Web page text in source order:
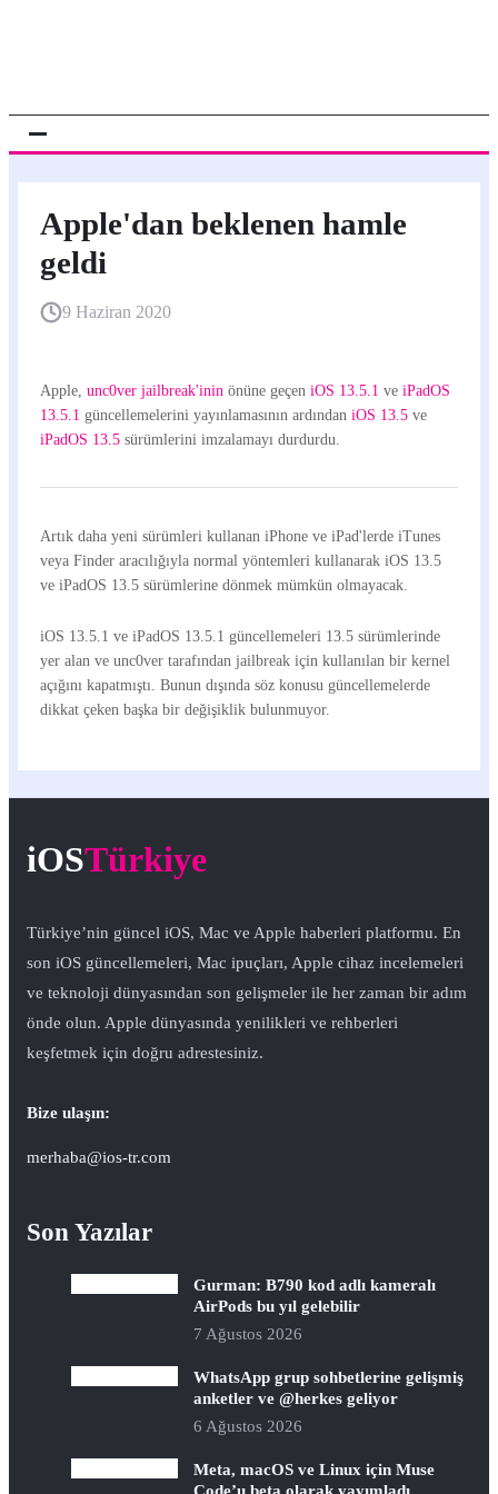
Apple'dan beklenen hamle
geldi
9 Haziran 2020
Apple, unc0ver jailbreak'inin önüne geçen iOS 13.5.1 ve iPadOS
13.5.1 güncellemelerini yayınlamasının ardından iOS 13.5 ve
iPadOS 13.5 sürümlerini imzalamayı durdurdu.
Artık daha yeni sürümleri kullanan iPhone ve iPad'lerde iTunes
veya Finder aracılığıyla normal yöntemleri kullanarak iOS 13.5
ve iPadOS 13.5 sürümlerine dönmek mümkün olmayacak.
iOS 13.5.1 ve iPadOS 13.5.1 güncellemeleri 13.5 sürümlerinde
yer alan ve unc0ver tarafından jailbreak için kullanılan bir kernel
açığını kapatmıştı. Bunun dışında söz konusu güncellemelerde
dikkat çeken başka bir değişiklik bulunmuyor.
iOSTürkiye
Türkiye’nin güncel iOS, Mac ve Apple haberleri platformu. En
son iOS güncellemeleri, Mac ipuçları, Apple cihaz incelemeleri
ve teknoloji dünyasından son gelişmeler ile her zaman bir adım
önde olun. Apple dünyasında yenilikleri ve rehberleri
keşfetmek için doğru adrestesiniz.
Bize ulaşın:
merhaba@ios-tr.com
Son Yazılar
Gurman: B790 kod adlı kameralı
AirPods bu yıl gelebilir
7 Ağustos 2026
WhatsApp grup sohbetlerine gelişmiş
anketler ve @herkes geliyor
6 Ağustos 2026
Meta, macOS ve Linux için Muse